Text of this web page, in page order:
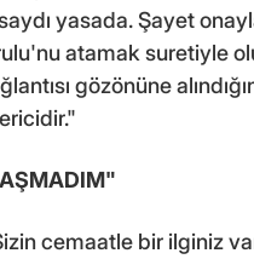
yasada. Şayet
atamak suretiyle
gözönüne
cemaatle bir ilginiz var